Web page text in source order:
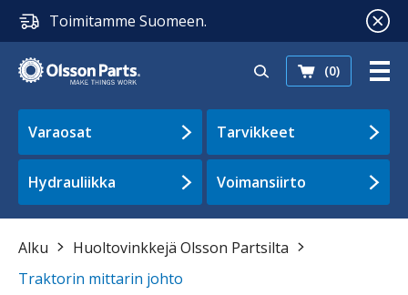
Toimitamme Suomeen.
(0)
Varaosat Tarvikkeet
Hydrauliikka Voimansiirto
Alku
Huoltovinkkejä Olsson Partsilta
Traktorin mittarin johto